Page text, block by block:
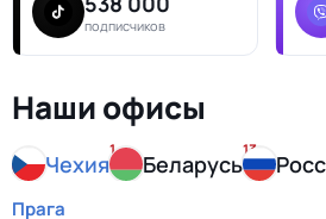
подписчиков
Наши офисы
Чехия
1
Беларусь
13
Прага